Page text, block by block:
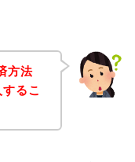
方法
るこ